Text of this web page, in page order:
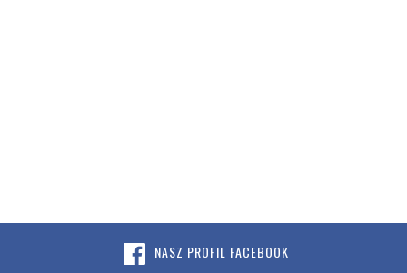
NASZ PROFIL FACEBOOK